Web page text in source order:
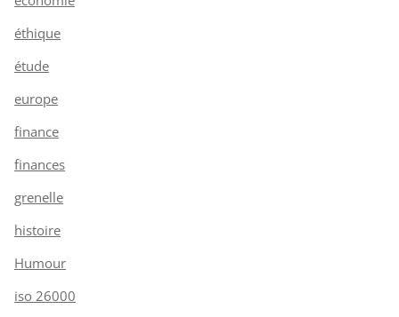
éthique
étude
europe
finance
finances
grenelle
histoire
Humour
iso 26000